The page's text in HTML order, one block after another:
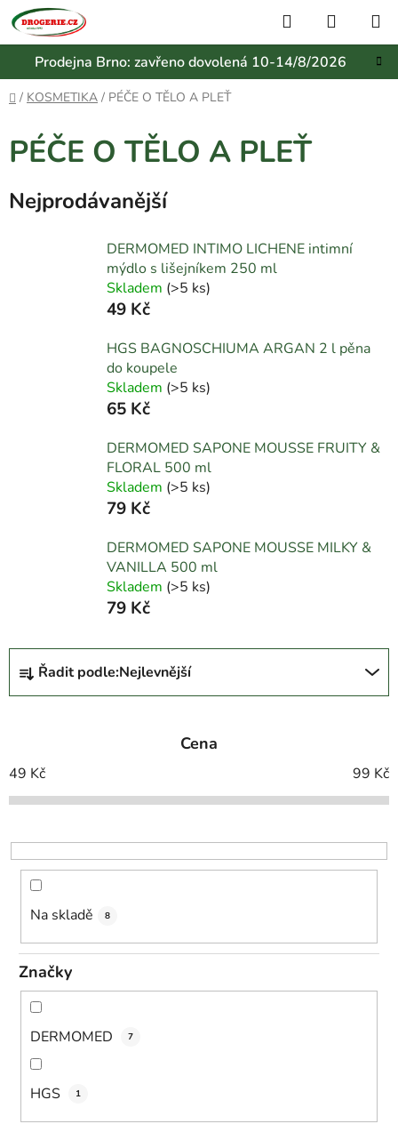
Přejít
na
obsah
Prodejna Brno: zavřeno dovolená 10-14/8/2026
Hledat
KOŠÍK
Domů
/ KOSMETIKA / PÉČE O TĚLO A PLEŤ
PÉČE O TĚLO A PLEŤ
Nejprodávanější
DERMOMED INTIMO LICHENE intimní
mýdlo s lišejníkem 250 ml
Skladem (>5 ks)
49 Kč
HGS BAGNOSCHIUMA ARGAN 2 l pěna
do koupele
Skladem (>5 ks)
65 Kč
DERMOMED SAPONE MOUSSE FRUITY &
FLORAL 500 ml
Skladem (>5 ks)
79 Kč
DERMOMED SAPONE MOUSSE MILKY &
VANILLA 500 ml
Skladem (>5 ks)
79 Kč
Ř
z
í
p
o
d
ů
Řadit podle:Nejlevnější
Cena
49 Kč 99 Kč
Na skladě 8
Značky
DERMOMED 7
HGS 1